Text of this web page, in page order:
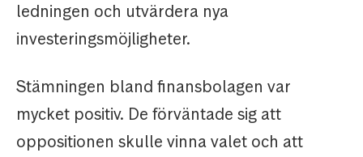
ledningen och utvärdera nya
investeringsmöjligheter.
Stämningen bland finansbolagen var
mycket positiv. De förväntade sig att
oppositionen skulle vinna valet och att